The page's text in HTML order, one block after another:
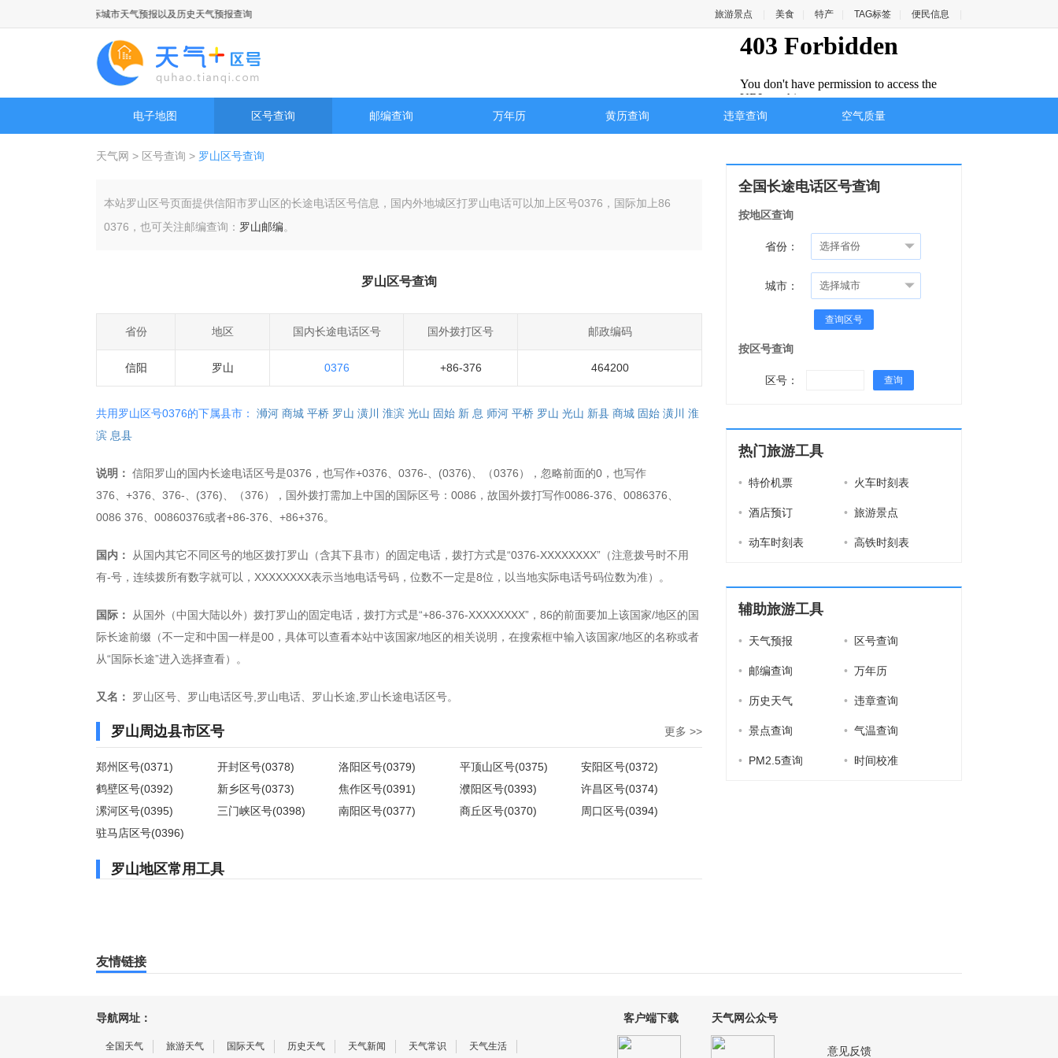
点天气预报，国际城市天气预报以及历史天气预报查询 旅游景点 美食 特产 TAG标签 便民信息
电子地图 区号查询 邮编查询 万年历 黄历查询 违章查询 空气质量
天气网 > 区号查询 > 罗山区号查询
本站罗山区号页面提供信阳市罗山区的长途电话区号信息，国内外地城区打罗山电话可以加上区号0376 ，国际加上86
0376，也可关注邮编查询： 罗山邮编。
罗山区号查询
省份 地区 国内长途电话区号 国外拨打区号 邮政编码
信阳 罗山 0376 +86-376 464200
共用罗山区号0376的下属县市： 浉河 商城 平桥 罗山 潢川 淮滨 光山 固始 新 息 师河 平桥 罗山 光山 新县 商城 固始 潢川
淮
滨 息县
说明： 信阳罗山的国内长途电话区号是0376，也写作+0376、0376-、(0376)、（0376），忽略前面的0，也写作
376、+376、376-、(376)、（376），国外拨打需加上中国的国际区号：0086，故国外拨打写作0086-376、0086376、
0086 376、00860376或者+86-376、+86+376。
国内：
从国内其它不同区号的地区拨打罗山（含其下县市）的固定电话，拨打方式是“0376-XXXXXXXX”（注意拨号时不用
有-号，连续拨所有数字就可以，XXXXXXXX表示当地电话号码，位数不一定是8位，以当地实际电话号码位数为准）。
国际：
从国外（中国大陆以外）拨打罗山的固定电话，拨打方式是“+86-376-XXXXXXXX”，86的前面要加上该国家/地区的国
际长途前缀（不一定和中国一样是00，具体可以查看本站中该国家/地区的相关说明，在搜索框中输入该国家/地区的名称或者
从“国际长途”进入选择查看）。
又名： 罗山区号、罗山电话区号,罗山电话、罗山长途,罗山长途电话区号。
罗山周边县市区号 更多 >>
郑州区号(0371) 开封区号(0378) 洛阳区号(0379) 平顶山区号(0375)
安阳区号(0372)
鹤壁区号(0392)
新乡区号(0373) 焦作区号(0391) 濮阳区号(0393)
许昌区号(0374)
漯河区号(0395)
三门峡区号(0398) 南阳区号(0377) 商丘区号(0370)
周口区号(0394)
驻马店区号(0396)
罗山地区常用工具
全国长途电话区号查询
按地区查询
省份：
城市：
查询区号
按区号查询
区号： 查询
热门旅游工具
• 特价机票 • 火车时刻表
• 酒店预订 • 旅游景点
• 动车时刻表 • 高铁时刻表
辅助旅游工具
• 天气预报 • 区号查询
• 邮编查询 • 万年历
• 历史天气 • 违章查询
• 景点查询 • 气温查询
• PM2.5查询 • 时间校准
友情链接
导航网址：
全国天气 旅游天气 国际天气 历史天气 天气新闻 天气常识 天气生活
客户端下载 天气网公众号
意见反馈